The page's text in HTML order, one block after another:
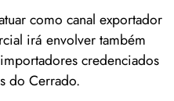
como canal exportador
irá envolver também
credenciados
do Cerrado.